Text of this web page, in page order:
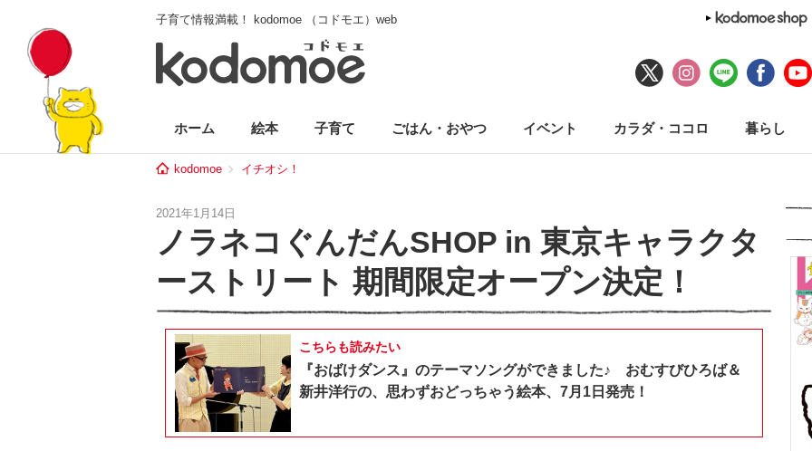
子育て情報満載！ kodomoe （コドモエ）web
ホーム 絵本 子育て ごはん・おやつ イベント カラダ・ココロ 暮らし
kodomoe イチオシ！
2021年1月14日
ノラネコぐんだんSHOP in 東京キャラクタ
ーストリート 期間限定オープン決定！
こちらも読みたい
『おばけダンス』のテーマソングができました♪ おむすびひろば＆
新井洋行の、思わずおどっちゃう絵本、7月1日発売！